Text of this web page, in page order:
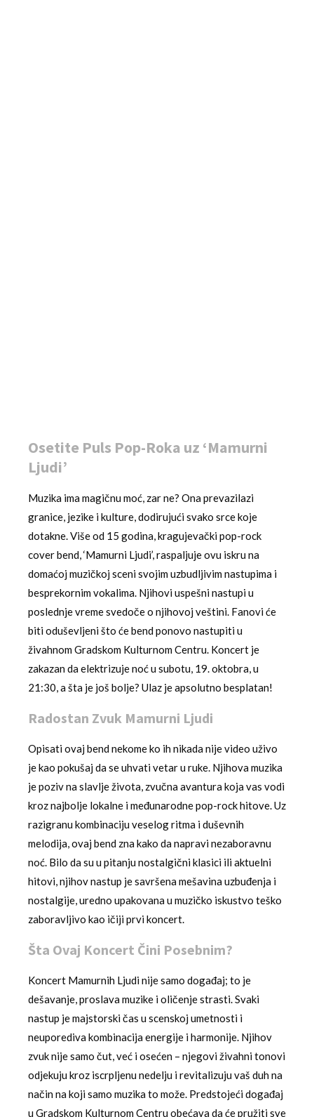
Osetite Puls Pop-Roka uz ‘Mamurni
Ljudi’
Muzika ima magičnu moć, zar ne? Ona prevazilazi
granice, jezike i kulture, dodirujući svako srce koje
dotakne. Više od 15 godina, kragujevački pop-rock
cover bend, ‘Mamurni Ljudi’, raspaljuje ovu iskru na
domaćoj muzičkoj sceni svojim uzbudljivim nastupima i
besprekornim vokalima. Njihovi uspešni nastupi u
poslednje vreme svedoče o njihovoj veštini. Fanovi će
biti oduševljeni što će bend ponovo nastupiti u
živahnom Gradskom Kulturnom Centru. Koncert je
zakazan da elektrizuje noć u subotu, 19. oktobra, u
21:30, a šta je još bolje? Ulaz je apsolutno besplatan!
Radostan Zvuk Mamurni Ljudi
Opisati ovaj bend nekome ko ih nikada nije video uživo
je kao pokušaj da se uhvati vetar u ruke. Njihova muzika
je poziv na slavlje života, zvučna avantura koja vas vodi
kroz najbolje lokalne i međunarodne pop-rock hitove. Uz
razigranu kombinaciju veselog ritma i duševnih
melodija, ovaj bend zna kako da napravi nezaboravnu
noć. Bilo da su u pitanju nostalgični klasici ili aktuelni
hitovi, njihov nastup je savršena mešavina uzbuđenja i
nostalgije, uredno upakovana u muzičko iskustvo teško
zaboravljivo kao ičiji prvi koncert.
Šta Ovaj Koncert Čini Posebnim?
Koncert Mamurnih Ljudi nije samo događaj; to je
dešavanje, proslava muzike i oličenje strasti. Svaki
nastup je majstorski čas u scenskoj umetnosti i
neuporediva kombinacija energije i harmonije. Njihov
zvuk nije samo čut, već i osećen – njegovi živahni tonovi
odjekuju kroz iscrpljenu nedelju i revitalizuju vaš duh na
način na koji samo muzika to može. Predstojeći događaj
u Gradskom Kulturnom Centru obećava da će pružiti sve